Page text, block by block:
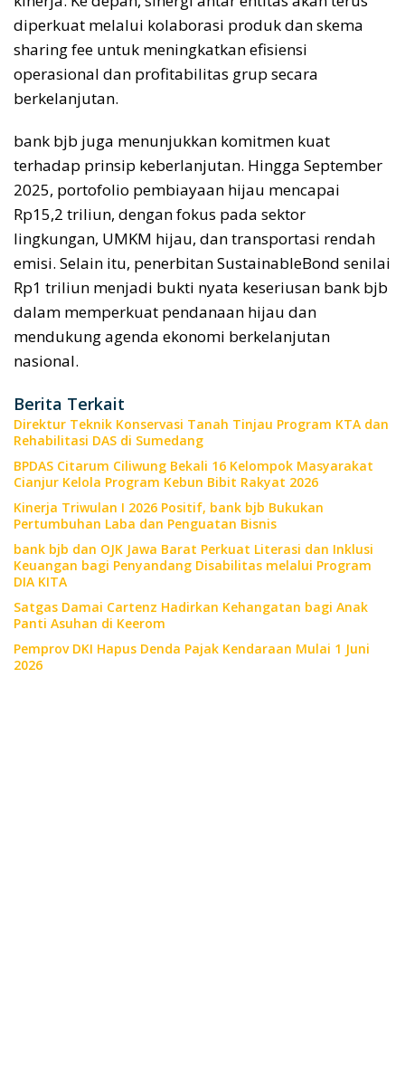
diperkuat melalui kolaborasi produk dan skema
sharing fee untuk meningkatkan efisiensi
operasional dan profitabilitas grup secara
berkelanjutan.
bank bjb juga menunjukkan komitmen kuat
terhadap prinsip keberlanjutan. Hingga September
2025, portofolio pembiayaan hijau mencapai
Rp15,2 triliun, dengan fokus pada sektor
lingkungan, UMKM hijau, dan transportasi rendah
emisi. Selain itu, penerbitanSustainableBond senilai
Rp1 triliun menjadi bukti nyata keseriusan bank bjb
dalam memperkuat pendanaan hijau dan
mendukung agenda ekonomi berkelanjutan
nasional.
Berita Terkait
Direktur Teknik Konservasi Tanah Tinjau Program KTA dan
Rehabilitasi DAS di Sumedang
BPDAS Citarum Ciliwung Bekali 16 Kelompok Masyarakat
Cianjur Kelola Program Kebun Bibit Rakyat 2026
Kinerja Triwulan I 2026 Positif, bank bjb Bukukan
Pertumbuhan Laba dan Penguatan Bisnis
bank bjb dan OJK Jawa Barat Perkuat Literasi dan Inklusi
Keuangan bagi Penyandang Disabilitas melalui Program
DIA KITA
Satgas Damai Cartenz Hadirkan Kehangatan bagi Anak
Panti Asuhan di Keerom
Pemprov DKI Hapus Denda Pajak Kendaraan Mulai 1 Juni
2026